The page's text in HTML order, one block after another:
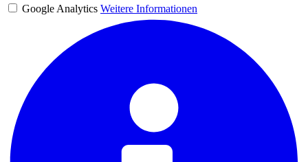
Google Analytics Weitere Informationen